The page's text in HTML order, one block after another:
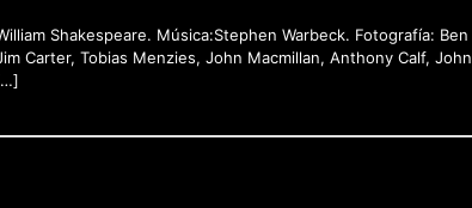
Shakespeare. Música:Stephen Warbeck. Fotografía: Ben
Carter, Tobias Menzies, John Macmillan, Anthony Calf, John